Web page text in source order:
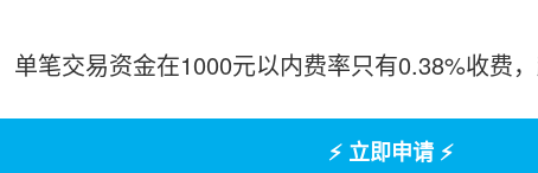
单笔交易资金在1000元以内费率只有0.38%收费，
⚡ 立即申请 ⚡